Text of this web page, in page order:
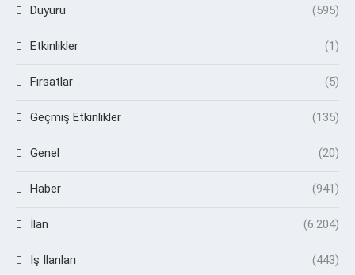
Duyuru (595)
Etkinlikler (1)
Fırsatlar (5)
Geçmiş Etkinlikler (135)
Genel (20)
Haber (941)
İlan (6.204)
İş İlanları (443)